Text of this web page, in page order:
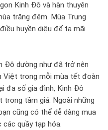
Kinh Đô và hàn thuyên
trăng đêm. Mùa Trung
huyền diệu để ta mãi
Đô dường như đã trở nên
Việt trong mỗi mùa tết đoàn
đa số gia đình, Kinh Đô
tầm giá. Ngoài những
cũng có thể dễ dàng mua
các quầy tạp hóa.